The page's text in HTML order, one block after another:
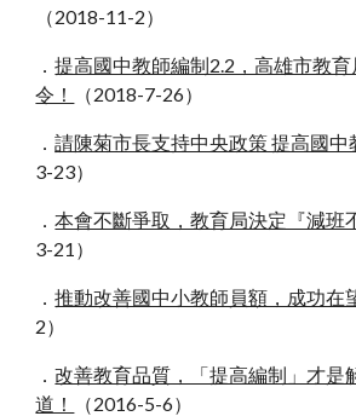
（2018-11-2）
．提高國中教師編制2.2，高雄市教
令！
（2018-7-26）
．請陳菊市長支持中央政策 提高國中
3-23）
．本會不斷爭取，教育局決定『減班
3-21）
．推動改善國中小教師員額，成功在
2）
．改善教育品質，「提高編制」才是
道！
（2016-5-6）